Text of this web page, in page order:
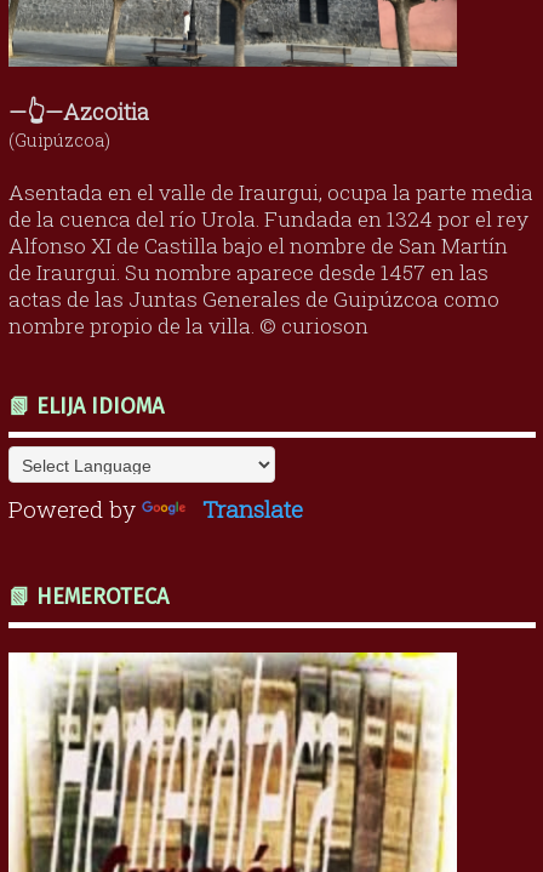
—👆—Azcoitia
(Guipúzcoa)
Asentada en el valle de Iraurgui, ocupa la parte media
de la cuenca del río Urola. Fundada en 1324 por el rey
Alfonso XI de Castilla bajo el nombre de San Martín
de Iraurgui. Su nombre aparece desde 1457 en las
actas de las Juntas Generales de Guipúzcoa como
nombre propio de la villa. © curioson
📗 ELIJA IDIOMA
Powered by Translate
📗 HEMEROTECA